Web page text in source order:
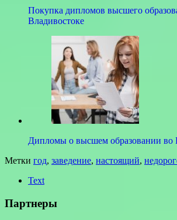
Покупка дипломов высшего
Владивостоке
Дипломы о высшем образовании во
Метки год, заведение, настоящий,
Text
Партнеры